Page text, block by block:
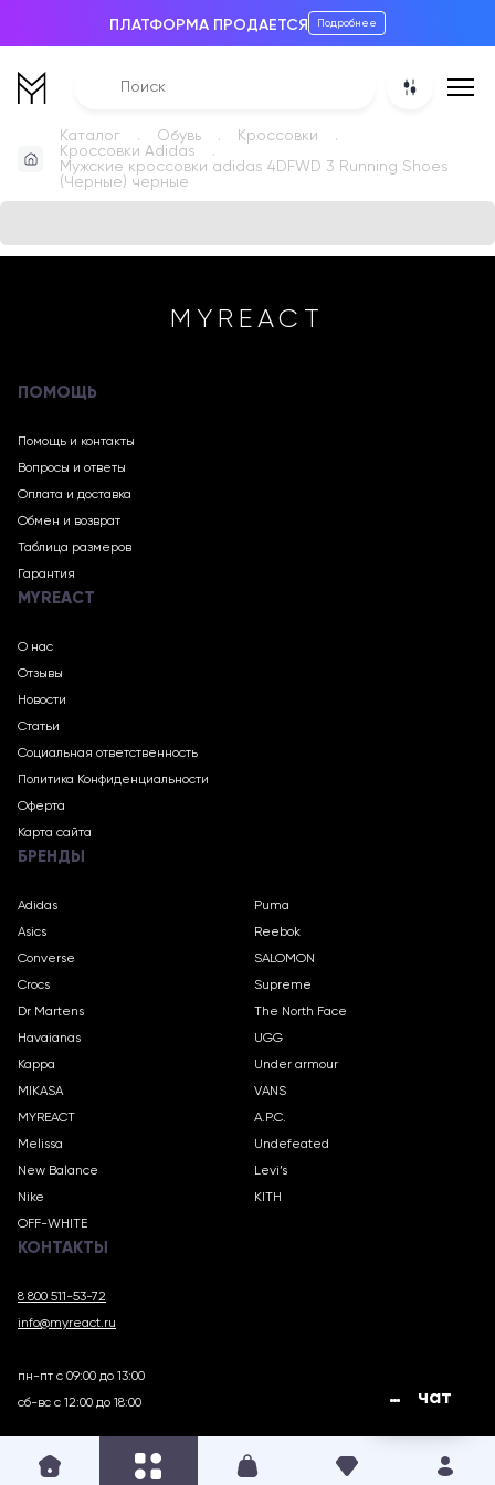
ПЛАТФОРМА ПРОДАЕТСЯ Подробнее
Каталог Обувь
Кроссовки
Кроссовки Adidas
Мужские кроссовки adidas 4DFWD 3 Running Shoes
(Черные) черные
MYREACT
ПОМОЩЬ
Помощь и контакты
Вопросы и ответы
Оплата и доставка
Обмен и возврат
Таблица размеров
Гарантия
MYREACT
О нас
Отзывы
Новости
Статьи
Социальная ответственность
Политика Конфиденциальности
Оферта
Карта сайта
БРЕНДЫ
Adidas
Asics
Converse
Crocs
Dr Martens
Havaianas
Kappa
MIKASA
MYREACT
Melissa
New Balance
Nike
OFF-WHITE
Puma
Reebok
SALOMON
Supreme
The North Face
UGG
Under armour
VANS
A.P.C.
Undefeated
Levi’s
KITH
КОНТАКТЫ
8 800 511-53-72
info@myreact.ru
пн-пт с 09:00 до 13:00
сб-вс с 12:00 до 18:00
чат